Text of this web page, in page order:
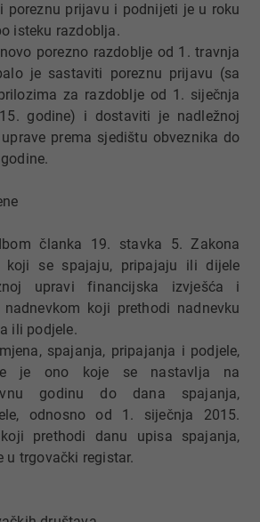
poreznu prijavu i podnijeti je u roku
isteku razdoblja.
porezno razdoblje od 1. travnja
je sastaviti poreznu prijavu (sa
za razdoblje od 1. siječnja
godine) i dostaviti je nadležnoj
prema sjedištu obveznika do
članka 19. stavka 5. Zakona
koji se spajaju, pripajaju ili dijele
upravi financijska izvješća i
koji prethodi nadnevku
ili podjele.
spajanja, pripajanja i podjele,
je ono koje se nastavlja na
godinu do dana spajanja,
odnosno od 1. siječnja 2015.
prethodi danu upisa spajanja,
u trgovački registar.